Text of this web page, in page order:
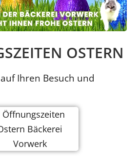
OSTERN
Ihren Besuch und